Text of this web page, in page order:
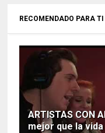
RECOMENDADO PARA TI
ARTISTAS CON
mejor que la